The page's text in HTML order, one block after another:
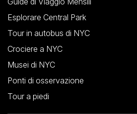
Esplorare Central Park
Tour in autobus di NYC
Crociere a NYC
Musei di NYC
Ponti di osservazione
Tour a piedi